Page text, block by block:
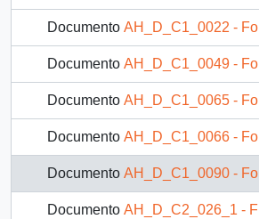
Documento AH_D_C1_0022 - Fotografía: Niño bebiendo alcohol
Documento AH_D_C1_0049 - Fotografía: Familia reunida compartiendo una comida
Documento AH_D_C1_0065 - Fotografía: Niño, hombre adulto y adulto mayor consumiendo alcohol
Documento AH_D_C1_0066 - Fotografía: Imagen de niño con texto alusivo al consumo de alcohol
Documento AH_D_C1_0090 - Fotografía: Familia en una situación de consumo de alcohol
Documento AH_D_C2_026_1 - Fotografía: Familia en una mesa